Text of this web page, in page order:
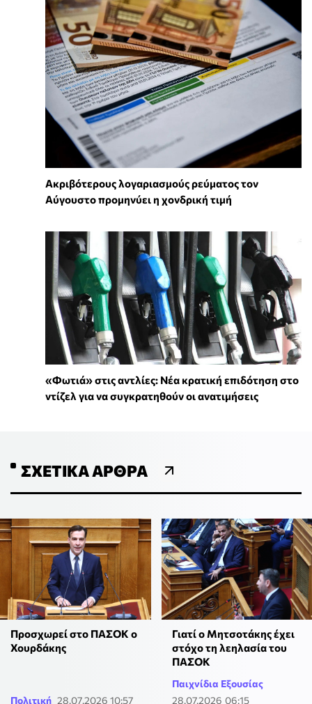
Ακριβότερους λογαριασμούς ρεύματος τον
Αύγουστο προμηνύει η χονδρική τιμή
«Φωτιά» στις αντλίες: Νέα κρατική επιδότηση στο
ντίζελ για να συγκρατηθούν οι ανατιμήσεις
ΣΧΕΤΙΚΆ ΆΡΘΡΑ
Προσχωρεί στο ΠΑΣΟΚ ο
Χουρδάκης
Πολιτική 28.07.2026 10:57
Γιατί ο Μητσοτάκης έχει
στόχο τη λεηλασία του
ΠΑΣΟΚ
Παιχνίδια Εξουσίας
28.07.2026 06:15